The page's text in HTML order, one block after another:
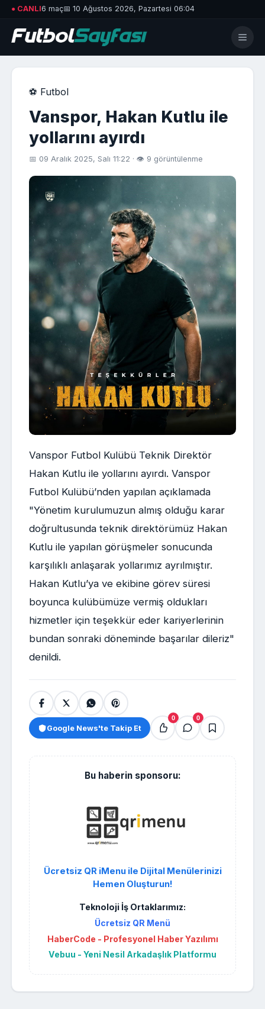
● CANLI6 maç📅 10 Ağustos 2026, Pazartesi 06:04
⚽ Futbol
Vanspor, Hakan Kutlu ile
yollarını ayırdı
📅 09 Aralık 2025, Salı 11:22 · 👁 9 görüntülenme
Vanspor Futbol Kulübü Teknik Direktör
Hakan Kutlu ile yollarını ayırdı. Vanspor
Futbol Kulübü’nden yapılan açıklamada
"Yönetim kurulumuzun almış olduğu karar
doğrultusunda teknik direktörümüz Hakan
Kutlu ile yapılan görüşmeler sonucunda
karşılıklı anlaşarak yollarımız ayrılmıştır.
Hakan Kutlu’ya ve ekibine görev süresi
boyunca kulübümüze vermiş oldukları
hizmetler için teşekkür eder kariyerlerinin
bundan sonraki döneminde başarılar dileriz"
denildi.
Google News'te Takip Et
0 0
Bu haberin sponsoru:
Ücretsiz QR iMenu ile Dijital Menülerinizi
Hemen Oluşturun!
Teknoloji İş Ortaklarımız:
Ücretsiz QR Menü
HaberCode - Profesyonel Haber Yazılımı
Vebuu - Yeni Nesil Arkadaşlık Platformu